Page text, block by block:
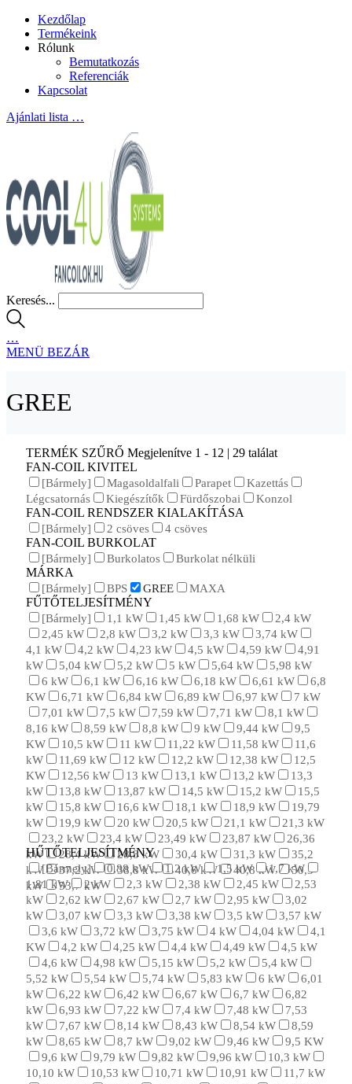
Kezdőlap
Termékeink
Rólunk
Bemutatkozás
Referenciák
Kapcsolat
Ajánlati lista …
Keresés...
…
MENÜ BEZÁR
GREE
TERMÉK SZŰRŐ Megjelenítve 1 - 12 | 29 találat
FAN-COIL KIVITEL
[Bármely] Magasoldalfali Parapet
Kazettás
Légcsatornás
Kiegészítők Fürdőszobai Konzol
FAN-COIL RENDSZER KIALAKÍTÁSA
[Bármely] 2 csöves 4 csöves
FAN-COIL BURKOLAT
[Bármely] Burkolatos Burkolat nélküli
MÁRKA
[Bármely] BPS GREE MAXA
FŰTŐTELJESÍTMÉNY
[Bármely] 1,1 kW 1,45 kW 1,68 kW
2,4 kW
2,45 kW
2,8 kW 3,2 kW 3,3 kW
3,74 kW
4,1 kW
4,2 kW 4,23 kW 4,5 kW 4,59 kW
4,91
kW
5,04 kW 5,2 kW 5 kW 5,64 kW
5,98 kW
6 kW
6,1 kW 6,16 kW 6,18 kW 6,61 kW
6,8
KW
6,71 kW 6,84 kW 6,89 kW 6,97 kW
7 kW
7,01 kW
7,5 kW 7,59 kW 7,71 kW
8,1 kW
8,16 kW
8,59 kW 8,8 kW 9 kW 9,44 kW
9,5
KW
10,5 kW 11 kW 11,22 kW 11,58 kW
11,6
kW
11,69 kW 12 kW 12,2 kW 12,38 kW
12,5
KW
12,56 kW 13 kW 13,1 kW 13,2 kW
13,3
kW
13,8 kW 13,87 kW 14,5 kW 15,2 kW
15,5
kW
15,8 kW 16,6 kW 18,1 kW 18,9 kW
19,79
kW
19,9 kW 20 kW 20,5 kW 21,1 kW
21,3 kW
23,2 kW
23,4 kW 23,49 kW 23,87 kW
26,36
kW
28,4 kW 28,8 kW 30,4 kW 31,3 kW
35,2
kW
37,2 kW 38,8 kW 40,6 kW 40,8 kW
50,3
kW
53,7 kW
HŰTŐTELJESÍTMÉNY
[Bármely] 0,88 kW 1,2 kW 1,5 kW
1,7 kW
1,81 kW
2 kW 2,3 kW 2,38 kW 2,45 kW
2,53
kW
2,62 kW 2,67 kW 2,7 kW 2,95 kW
3,02
kW
3,07 kW 3,3 kW 3,38 kW 3,5 kW
3,57 kW
3,6 kW
3,72 kW 3,75 kW 4 kW 4,04 kW
4,1
KW
4,2 kW 4,25 kW 4,4 kW 4,49 kW
4,5 kW
4,6 kW
4,98 kW 5,15 kW 5,2 kW
5,4 kW
5,52 kW
5,54 kW 5,74 kW 5,83 kW 6 kW
6,01
kW
6,22 kW 6,42 kW 6,67 kW 6,7 kW
6,82
kW
6,93 kW 7,22 kW 7,4 kW 7,48 kW
7,53
kW
7,67 kW 8,14 kW 8,43 kW 8,54 kW
8,59
kW
8,65 kW 8,7 kW 9,02 kW 9,46 kW
9,5 KW
9,6 kW
9,79 kW 9,82 kW 9,96 kW
10,3 kW
10,10 kW
10,53 kW 10,71 kW 10,91 kW
11,7 kW